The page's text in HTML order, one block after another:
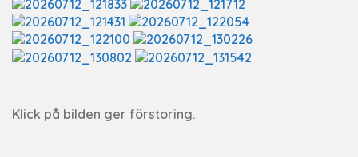
Klick på bilden ger förstoring.